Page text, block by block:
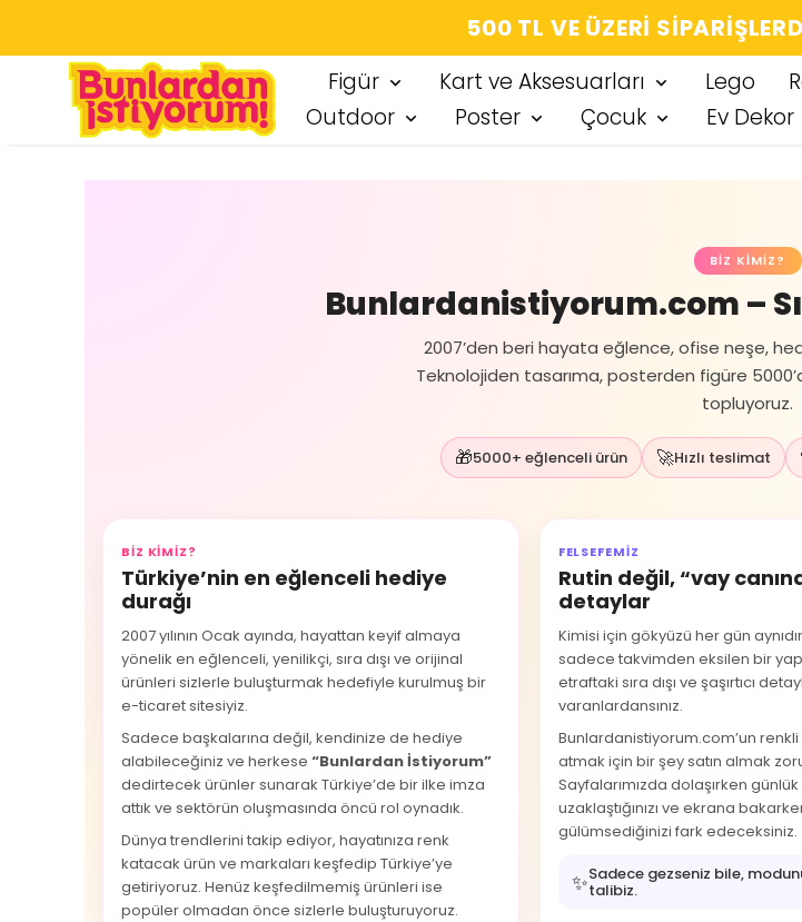
SEÇTIĞIN HER ÜRÜN,
Figür Kart ve Aksesuarları Lego
Outdoor
Poster Çocuk Ev Dekor
BIZ KIMIZ?
Bunlardanistiyorum.com –
2007’den beri hayata eğlence, ofise neşe,
Teknolojiden tasarıma, posterden figüre
topluyoruz.
🎁5000+ eğlenceli ürün 🚀Hızlı teslimat
BIZ KIMIZ?
Türkiye’nin en eğlenceli hediye
durağı
2007 yılının Ocak ayında, hayattan keyif almaya
yönelik en eğlenceli, yenilikçi, sıra dışı ve orijinal
ürünleri sizlerle buluşturmak hedefiyle kurulmuş bir
e-ticaret sitesiyiz.
Sadece başkalarına değil, kendinize de hediye
alabileceğiniz ve herkese “Bunlardan İstiyorum”
dedirtecek ürünler sunarak Türkiye’de bir ilke imza
attık ve sektörün oluşmasında öncü rol oynadık.
Dünya trendlerini takip ediyor, hayatınıza renk
katacak ürün ve markaları keşfedip Türkiye’ye
getiriyoruz. Henüz keşfedilmemiş ürünleri ise
popüler olmadan önce sizlerle buluşturuyoruz.
FELSEFEMIZ
Rutin değil, “vay
detaylar
Kimisi için gökyüzü her gün
sadece takvimden eksilen bir
etraftaki sıra dışı ve şaşırtıcı
varanlardansınız.
Bunlardanistiyorum.com’un renkli
atmak için bir şey satın almak
Sayfalarımızda dolaşırken
uzaklaştığınızı ve ekrana
gülümsediğinizi fark edeceksiniz.
✨Sadece gezseniz bile,
talibiz.